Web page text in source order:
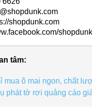
shopdunk.com
tâm:
mua ô mai ngon, chất
phát tờ rơi quảng cáo